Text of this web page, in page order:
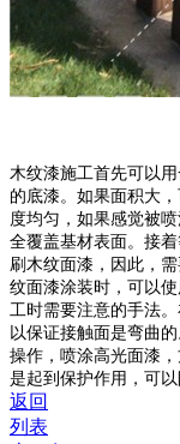
木纹漆施工首先可以
的底漆。如果面积大，
度均匀，如果感觉被
全覆盖基材表面。接
刷 木纹面漆，因此，
纹面漆涂装时，可以使
工时需要注意的手法
以保证接触面是弯曲
操作，喷涂高光面漆
是起到保护作用 ，可
返回
列表